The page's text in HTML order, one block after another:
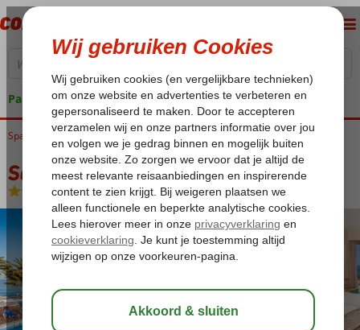
Pakketgarantie
Home
Spanje Canarische Eilanden Tenerife Playa de las Americas Sol Tenerife
Sol Tenerife
Logies en ontbijt-Hotel